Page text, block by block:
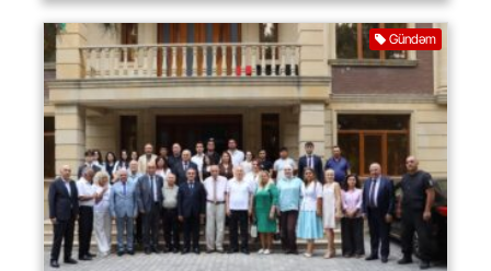
Gündəm